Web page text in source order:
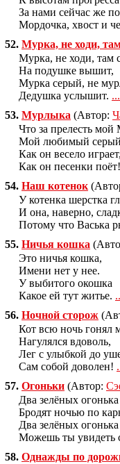
За нами сейчас же
Мордочка, хвост и
52. Мурка, не ходи,
Мурка, не ходи, там
На подушке вышит,
Мурка серый, не
Дедушка услышит.
53. Мурлыка (Автор:
Что за прелесть
Мой любимый серый
Как он весело играет,
Как он песенки поёт!
54. Наш котенок
У котенка шерстка
И она, наверно,
Потому что Васька
55. Ничья кошка
Это ничья кошка,
Имени нет у нее.
У выбитого окошка
Какое ей тут житье.
56. Ночной сторож
Кот всю ночь гонял
Нагулялся вдоволь,
Лег с улыбкой до
Сам собой доволен!
57. Огоньки (Автор:
Два зелёных огонька
Бродят ночью по
Два зелёных огонька
Можешь ты увидеть
58. Однажды по